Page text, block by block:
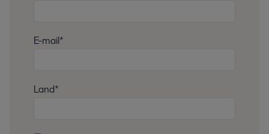
E-mail*
Land*